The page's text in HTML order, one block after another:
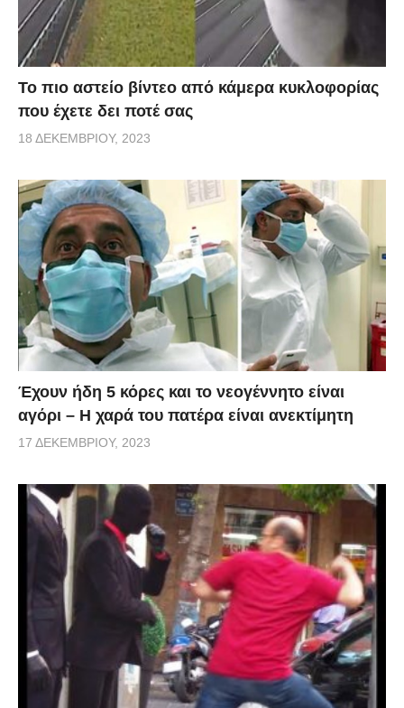
Το πιο αστείο βίντεο από κάμερα κυκλοφορίας
που έχετε δει ποτέ σας
18 ΔΕΚΕΜΒΡΊΟΥ, 2023
Έχουν ήδη 5 κόρες και το νεογέννητο είναι
αγόρι – Η χαρά του πατέρα είναι ανεκτίμητη
17 ΔΕΚΕΜΒΡΊΟΥ, 2023